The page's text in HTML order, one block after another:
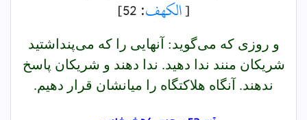
[الكهف: 52]
و روزى كه مى‌گويد: آنهايى را كه مى‌پنداشتيد
شريكان منند ندا دهيد. ندا دهند و شريكان پاسخ
ندهند. آنگاه هلاكتگاه را ميانشان قرار دهيم.